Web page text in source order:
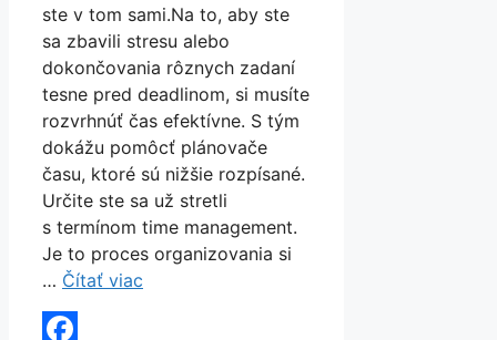
ste v tom sami.Na to, aby ste
sa zbavili stresu alebo
dokončovania rôznych zadaní
tesne pred deadlinom, si musíte
rozvrhnúť čas efektívne. S tým
dokážu pomôcť plánovače
času, ktoré sú nižšie rozpísané.
Určite ste sa už stretli
s termínom time management.
Je to proces organizovania si
… Čítať viac